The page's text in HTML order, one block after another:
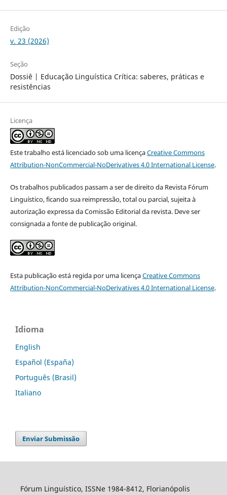
Edição
v. 23 (2026)
Seção
Dossiê | Educação Linguística Crítica: saberes, práticas e
resistências
Licença
Este trabalho está licenciado sob uma licençaCreative Commons
Attribution-NonCommercial-NoDerivatives 4.0 International License.
Os trabalhos publicados passam a ser de direito da Revista Fórum
Linguístico, ficando sua reimpressão, total ou parcial, sujeita à
autorização expressa da Comissão Editorial da revista. Deve ser
consignada a fonte de publicação original.
Esta publicação está regida por uma licençaCreative Commons
Attribution-NonCommercial-NoDerivatives 4.0 International License.
Idioma
English
Español (España)
Português (Brasil)
Italiano
Enviar Submissão
Fórum Linguístico, ISSNe 1984-8412, Florianópolis